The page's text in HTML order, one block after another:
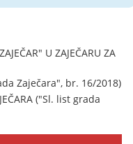
U ZAJEČARU ZA
Zaječara", br. 16/2018)
("Sl. list grada